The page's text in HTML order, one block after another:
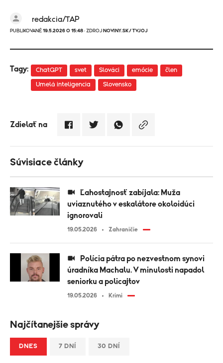
redakcia/TAP
PUBLIKOVANÉ 19.5.2026 O 15:48 · ZDROJ NOVINY.SK/ TVJOJ
Tagy: ChatGPT svet Slováci emócie člen
Umelá inteligencia Slovensko
Zdielať na
Súvisiace články
uviaznutého v eskalátore okoloidúci
ignorovali
19.05.2026 Zahraničie
úradníka Machalu. V minulosti napadol
seniorku a policajtov
19.05.2026 Krimi
Najčítanejšie správy
DNES 7 DNÍ 30 DNÍ